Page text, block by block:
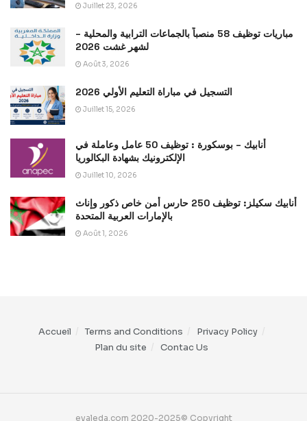
Juillet 23, 2026
مباريات توظيف 58 منصباً بالجماعات الترابية والمحلية –
لشهر غشت 2026
Août 3, 2026
التسجيل في مباراة التعليم الأولي 2026
Juillet 15, 2026
أنابيك – بوسكورة : توظيف 50 عامل وعاملة في
الإلكترونيك بشهادة البكالوريا
Juillet 10, 2026
أنابيك سكيلز: توظيف 250 حارس أمن خاص ذكور وإناث
بالإمارات العربية المتحدة
Août 1, 2026
Accueil Terms and Conditions
Privacy Policy
Plan du site
Contac Us
evaleda.com 2020-2025© Copyright